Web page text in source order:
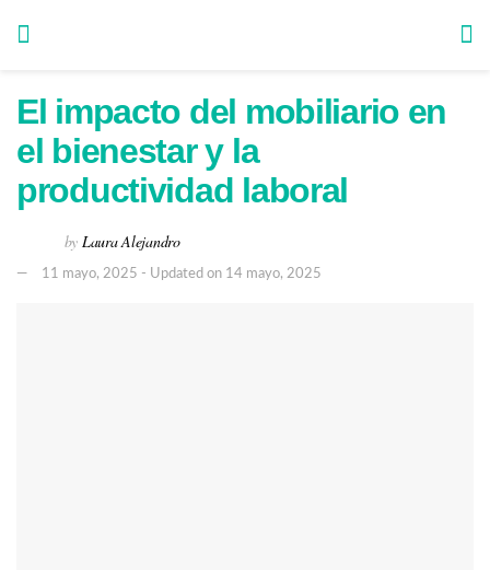
El impacto del mobiliario en
el bienestar y la
productividad laboral
by Laura Alejandro
11 mayo, 2025 - Updated on 14 mayo, 2025